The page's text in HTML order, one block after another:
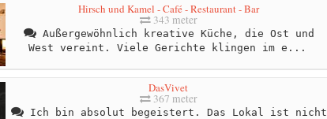
Hirsch und Kamel - Café - Restaurant - Bar
343 meter
Außergewöhnlich kreative Küche, die Ost und
West vereint. Viele Gerichte klingen im e...
DasVivet
367 meter
Ich bin absolut begeistert. Das Lokal ist nicht